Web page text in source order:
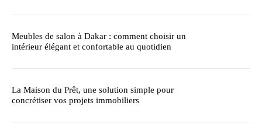
Meubles de salon à Dakar : comment choisir un
intérieur élégant et confortable au quotidien
La Maison du Prêt, une solution simple pour
concrétiser vos projets immobiliers